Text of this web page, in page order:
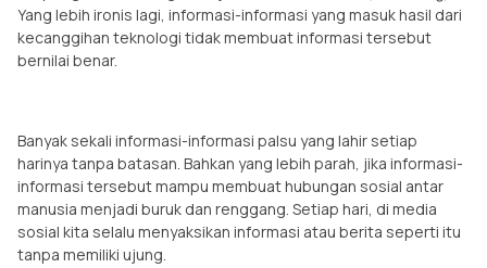
Yang lebih ironis lagi, informasi-informasi yang masuk hasil dari
kecanggihan teknologi tidak membuat informasi tersebut
bernilai benar.
Banyak sekali informasi-informasi palsu yang lahir setiap
harinya tanpa batasan. Bahkan yang lebih parah, jika informasi-
informasi tersebut mampu membuat hubungan sosial antar
manusia menjadi buruk dan renggang. Setiap hari, di media
sosial kita selalu menyaksikan informasi atau berita seperti itu
tanpa memiliki ujung.